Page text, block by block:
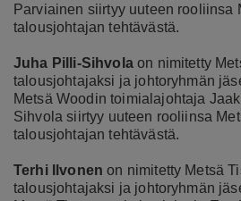
Parviainen siirtyy uuteen rooliinsa
talousjohtajan tehtävästä.
Juha Pilli-Sihvolaon nimitetty
talousjohtajaksi ja johtoryhmän
Metsä Woodin toimialajohtaja
Sihvola siirtyy uuteen rooliinsa
talousjohtajan tehtävästä.
Terhi Ilvonen on nimitetty Metsä
talousjohtajaksi ja johtoryhmän